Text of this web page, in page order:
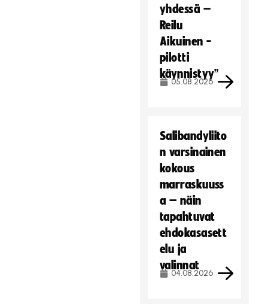
yhdessä –
Reilu
Aikuinen -
pilotti
käynnistyy”
05.08.2026
Salibandyliito
n varsinainen
kokous
marraskuuss
a – näin
tapahtuvat
ehdokasasett
elu ja
valinnat
04.08.2026